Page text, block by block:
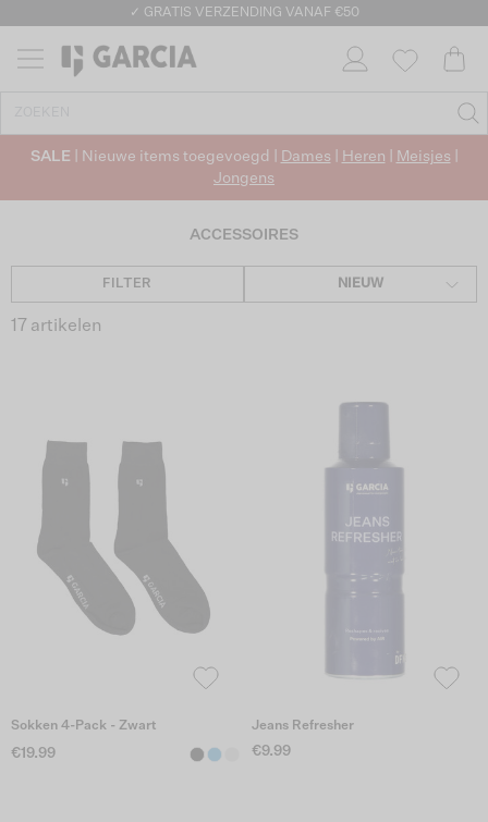
✓ GRATIS VERZENDING VANAF €50
SALE | Nieuwe items toegevoegd | Dames Heren Meisjes
Jongens
ACCESSOIRES
FILTER NIEUW
17 artikelen
Sokken 4-Pack - Zwart
€19.99
Jeans Refresher
€9.99